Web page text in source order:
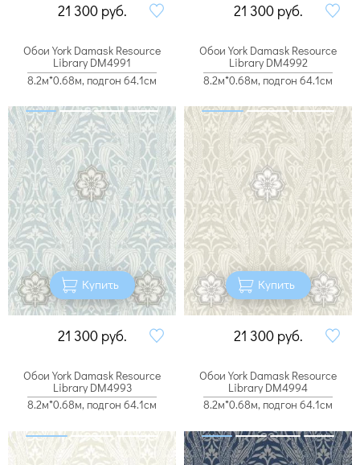
21 300 руб. 21 300 руб.
Обои York Damask Resource
Library DM4991
8.2м*0.68м, подгон 64.1см
Купить
21 300 руб.
Обои York Damask Resource
Library DM4992
8.2м*0.68м, подгон 64.1см
Купить
21 300 руб.
Обои York Damask Resource
Library DM4993
8.2м*0.68м, подгон 64.1см
Обои York Damask Resource
Library DM4994
8.2м*0.68м, подгон 64.1см